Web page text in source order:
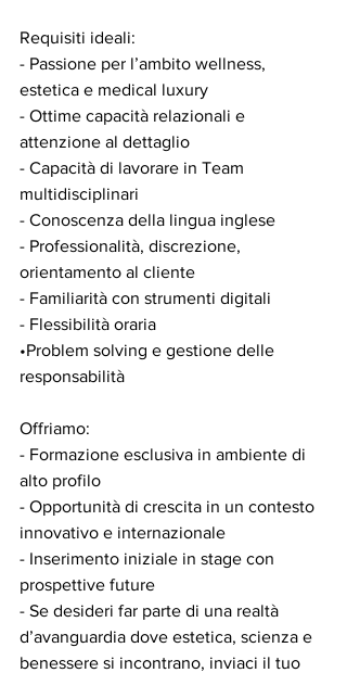
Requisiti ideali:
- Passione per l’ambito wellness,
estetica e medical luxury
- Ottime capacità relazionali e
attenzione al dettaglio
- ⁠Capacità di lavorare in Team
multidisciplinari
- Conoscenza della lingua inglese
- Professionalità, discrezione,
orientamento al cliente
- ⁠Familiarità con strumenti digitali
- ⁠Flessibilità oraria
•Problem solving e gestione delle
responsabilità
Offriamo:
- Formazione esclusiva in ambiente di
alto profilo
- Opportunità di crescita in un contesto
innovativo e internazionale
- Inserimento iniziale in stage con
prospettive future
- Se desideri far parte di una realtà
d’avanguardia dove estetica, scienza e
benessere si incontrano, inviaci il tuo